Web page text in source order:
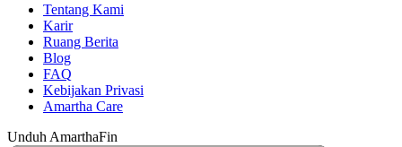
Tentang Kami
Karir
Ruang Berita
Blog
FAQ
Kebijakan Privasi
Amartha Care
Unduh AmarthaFin